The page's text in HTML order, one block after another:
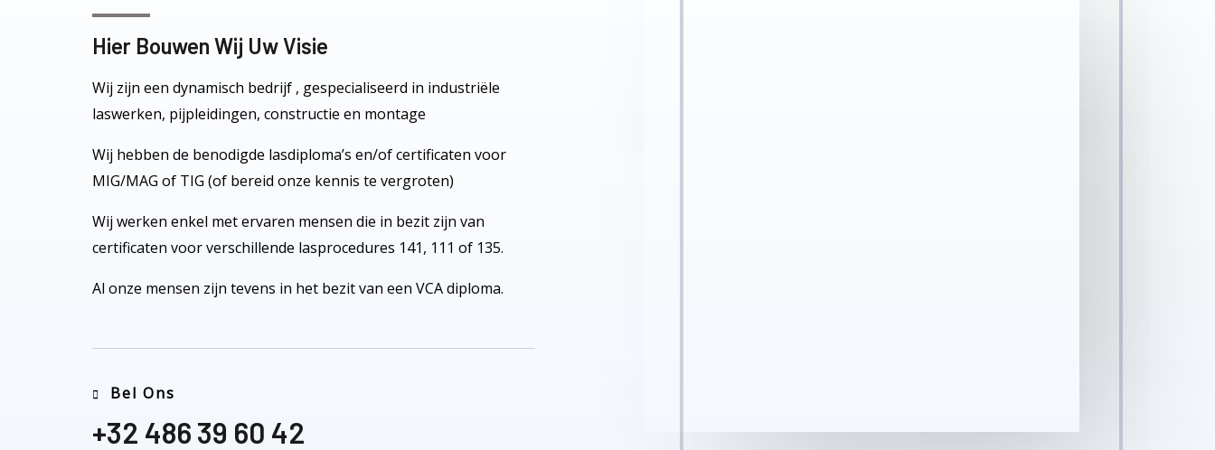
Hier Bouwen Wij Uw Visie
Wij zijn een dynamisch bedrijf , gespecialiseerd in industriële
laswerken, pijpleidingen, constructie en montage
Wij hebben de benodigde lasdiploma’s en/of certificaten voor
MIG/MAG of TIG (of bereid onze kennis te vergroten)
Wij werken enkel met ervaren mensen die in bezit zijn van
certificaten voor verschillende lasprocedures 141, 111 of 135.
Al onze mensen zijn tevens in het bezit van een VCA diploma.
Bel Ons
+32 486 39 60 42